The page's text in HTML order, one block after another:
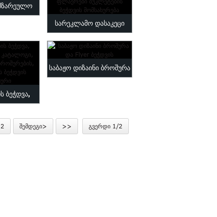
fo ...
სარეკლამო დასაკეცი
ბროშურა სარეკლამო
ფლაერი ...
ბეჭდვა,
ლ...
საბაჟო დიზაინი ბროშურა
2 შემდეგი> >> გვერდი 1/2